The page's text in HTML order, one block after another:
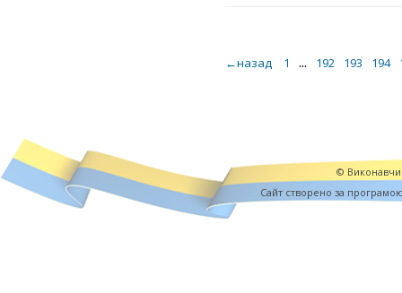
←назад 1 ... 192 193 194
©
Cайт створено за